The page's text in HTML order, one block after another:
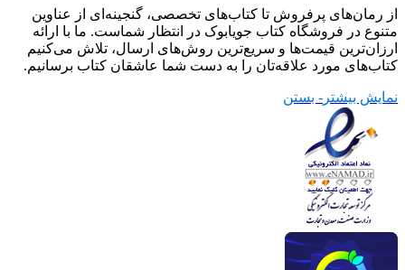
از رمان‌های پرفروش تا کتاب‌های تخصصی، گنجینه‌ای از عناوین
متنوع در فروشگاه کتاب جویابوک در انتظار شماست. ما با ارائه
ارزان‌ترین قیمت‌ها و سریع‌ترین روش‌های ارسال، تلاش می‌کنیم
کتاب‌های مورد علاقه‌تان را به دست شما عاشقان کتاب برسانیم.
نمایش بیشتر - بستن